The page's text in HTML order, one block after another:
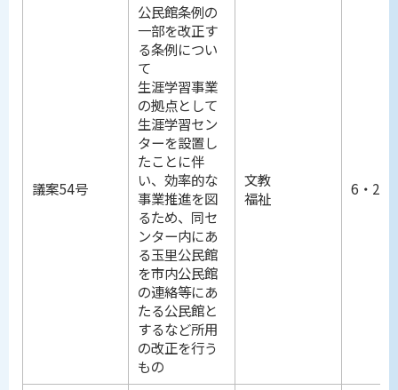
議案54号
公民館条例の
一部を改正す
る条例につい
て
生涯学習事業
の拠点として
生涯学習セン
ターを設置し
たことに伴
い、効率的な
事業推進を図
るため、同セ
ンター内にあ
る玉里公民館
を市内公民館
の連絡等にあ
たる公民館と
するなど所用
の改正を行う
もの
文教
福祉
6・25